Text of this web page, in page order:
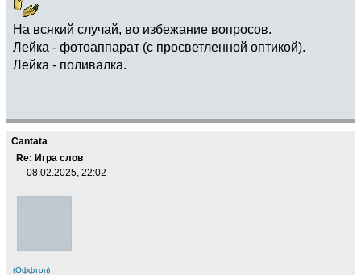
На всякий случай, во избежание вопросов.
Лейка - фотоаппарат (с просветленной оптикой).
Лейка - поливалка.
Cantata
Re: Игра слов
08.02.2025, 22:02
(Оффтоп)